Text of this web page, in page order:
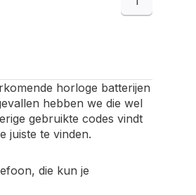
horloge batterijen
hebben we die wel
gebruikte codes vindt
juiste te vinden.
die kun je